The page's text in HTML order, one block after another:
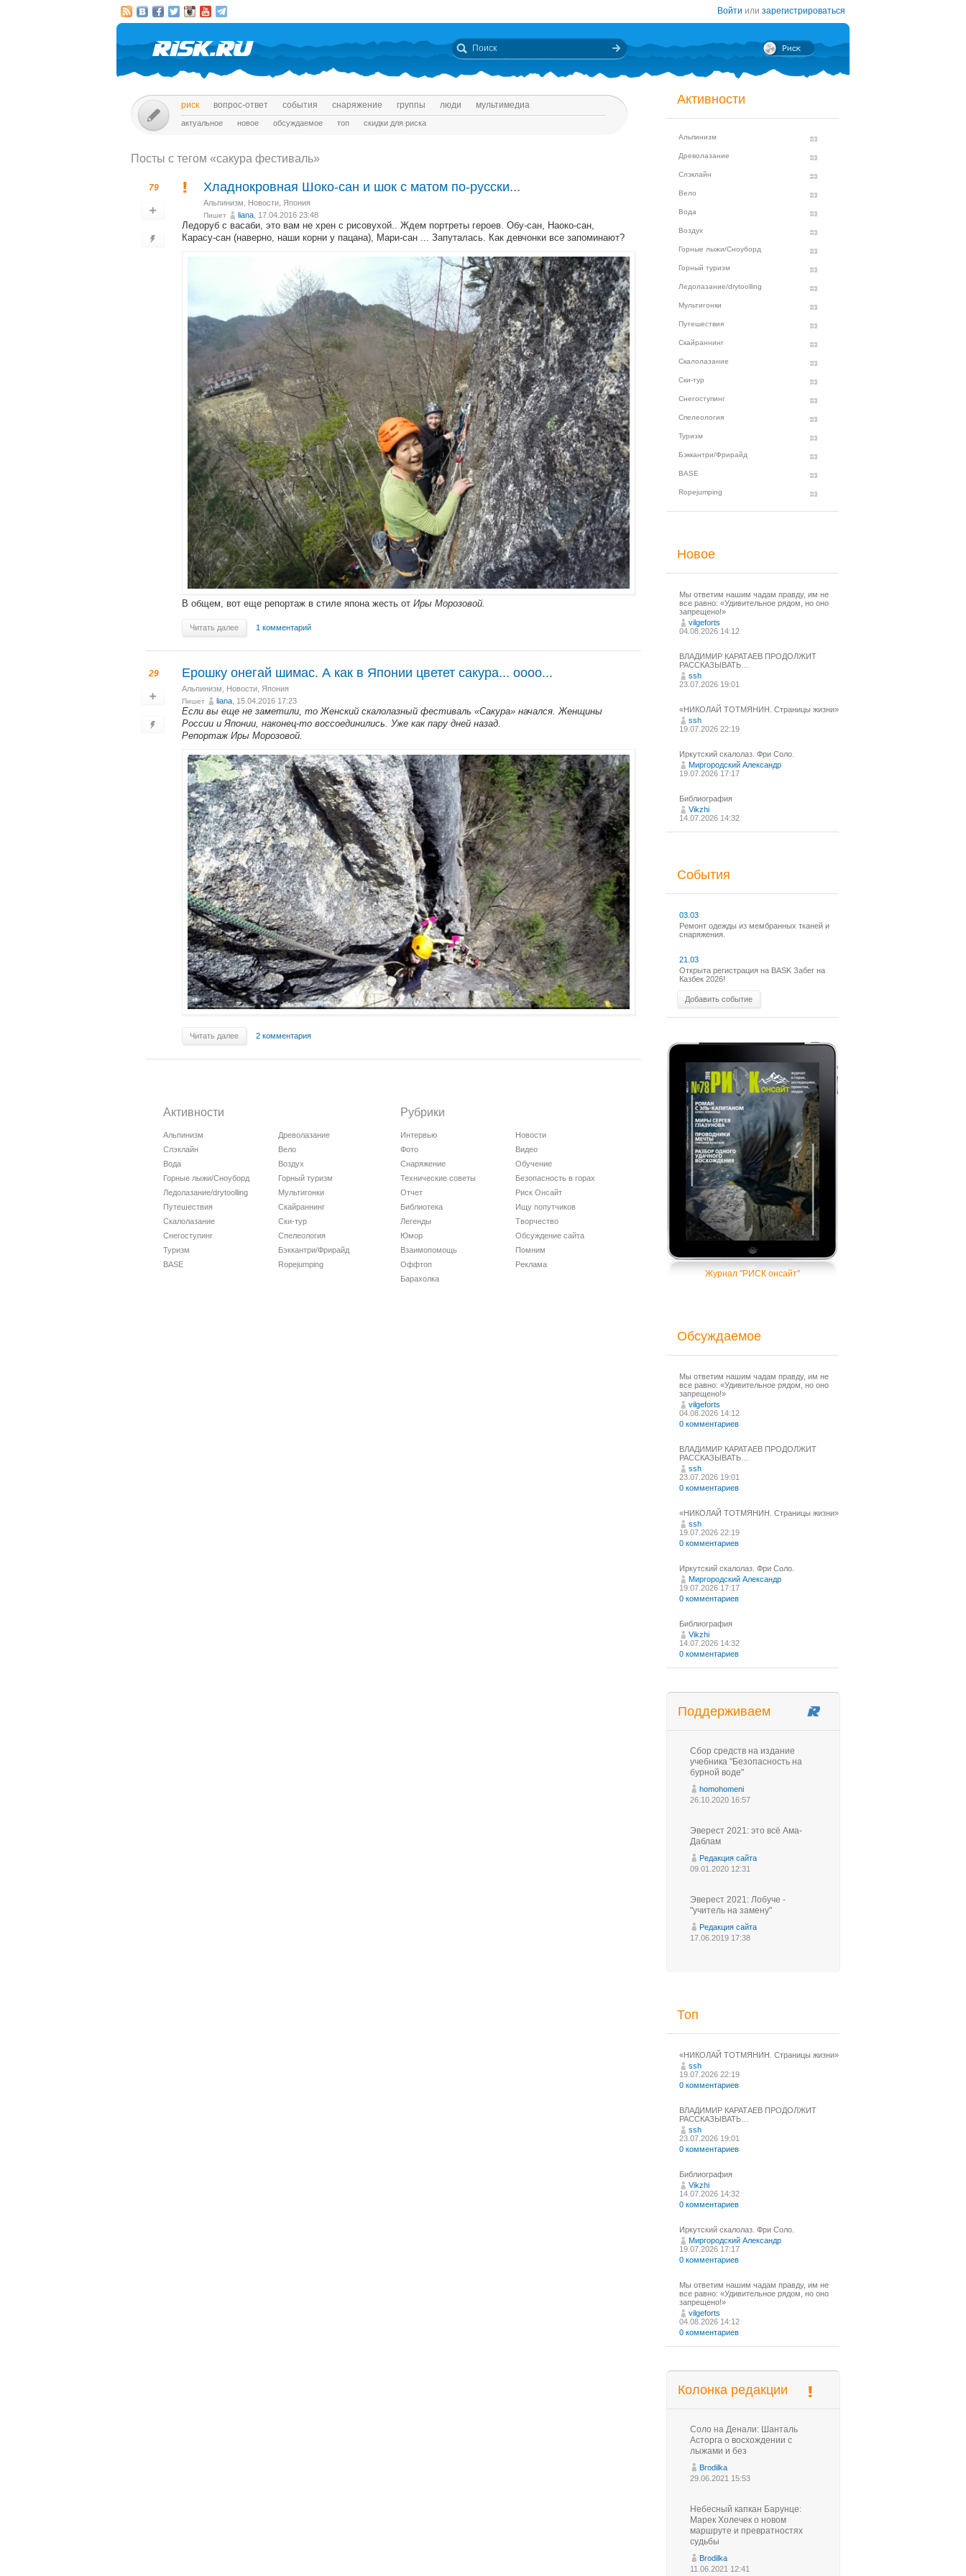
Войти или зарегистрироваться
риск вопрос-ответ события снаряжение группы люди мультимедиа
актуальное новое обсуждаемое топ скидки для риска
Посты c тегом «сакура фестиваль»
79 Хладнокровная Шоко-сан и шок с матом по-русски...
Альпинизм Новости Япония
Пишет liana , 17.04.2016 23:48
Ледоруб с васаби, это вам не хрен с рисовухой.. Ждем портреты героев. Обу-сан, Наоко-сан,
Карасу-сан (наверно, наши корни у пацана), Мари-сан ... Запуталась. Как девчонки все запоминают?
В общем, вот еще репортаж в стиле япона жесть от Иры Морозовой.
Читать далее 1 комментарий
29 Ерошку онегай шимас. А как в Японии цветет сакура... оооо...
Альпинизм Новости Япония
Пишет liana , 15.04.2016 17:23
Если вы еще не заметили, то Женский скалолазный фестиваль «Сакура» начался. Женщины
России и Японии, наконец-то воссоединились. Уже как пару дней назад.
Репортаж Иры Морозовой.
Читать далее 2 комментария
Активности
Альпинизм
Древолазание
Слэклайн
Вело
Вода
Воздух
Горные лыжи/Сноуборд
Горный туризм
Ледолазание/drytoolling
Мультигонки
Путешествия
Скайраннинг
Скалолазание
Ски-тур
Снегоступинг
Спелеология
Туризм
Бэккантри/Фрирайд
BASE
Ropejumping
Рубрики
Интервью
Новости
Фото
Видео
Снаряжение
Обучение
Технические советы
Безопасность в горах
Отчет
Риск Онсайт
Библиотека
Ищу попутчиков
Легенды
Творчество
Юмор
Обсуждение сайта
Взаимопомощь
Помним
Оффтоп
Реклама
Барахолка
Активности
Альпинизм
Древолазание
Слэклайн
Вело
Вода
Воздух
Горные лыжи/Сноуборд
Горный туризм
Ледолазание/drytoolling
Мультигонки
Путешествия
Скайраннинг
Скалолазание
Ски-тур
Снегоступинг
Спелеология
Туризм
Бэккантри/Фрирайд
BASE
Ropejumping
Новое
Мы ответим нашим чадам правду, им не
все равно: «Удивительное рядом, но оно
запрещено!»
vilgeforts
04.08.2026 14:12
ВЛАДИМИР КАРАТАЕВ ПРОДОЛЖИТ
РАССКАЗЫВАТЬ…
ssh
23.07.2026 19:01
«НИКОЛАЙ ТОТМЯНИН. Страницы жизни»
ssh
19.07.2026 22:19
Иркутский скалолаз. Фри Соло.
Миргородский Александр
19.07.2026 17:17
Библиография
Vikzhi
14.07.2026 14:32
События
03.03
Ремонт одежды из мембранных тканей и
снаряжения.
21.03
Открыта регистрация на BASK Забег на
Казбек 2026!
Добавить событие
Журнал "РИСК онсайт"
Обсуждаемое
Мы ответим нашим чадам правду, им не
все равно: «Удивительное рядом, но оно
запрещено!»
vilgeforts
04.08.2026 14:12
0 комментариев
ВЛАДИМИР КАРАТАЕВ ПРОДОЛЖИТ
РАССКАЗЫВАТЬ…
ssh
23.07.2026 19:01
0 комментариев
«НИКОЛАЙ ТОТМЯНИН. Страницы жизни»
ssh
19.07.2026 22:19
0 комментариев
Иркутский скалолаз. Фри Соло.
Миргородский Александр
19.07.2026 17:17
0 комментариев
Библиография
Vikzhi
14.07.2026 14:32
0 комментариев
Поддерживаем
Сбор средств на издание
учебника "Безопасность на
бурной воде"
homohomeni
26.10.2020 16:57
Эверест 2021: это всё Ама-
Даблам
Редакция сайта
09.01.2020 12:31
Эверест 2021: Лобуче -
"учитель на замену"
Редакция сайта
17.06.2019 17:38
Топ
«НИКОЛАЙ ТОТМЯНИН. Страницы жизни»
ssh
19.07.2026 22:19
0 комментариев
ВЛАДИМИР КАРАТАЕВ ПРОДОЛЖИТ
РАССКАЗЫВАТЬ…
ssh
23.07.2026 19:01
0 комментариев
Библиография
Vikzhi
14.07.2026 14:32
0 комментариев
Иркутский скалолаз. Фри Соло.
Миргородский Александр
19.07.2026 17:17
0 комментариев
Мы ответим нашим чадам правду, им не
все равно: «Удивительное рядом, но оно
запрещено!»
vilgeforts
04.08.2026 14:12
0 комментариев
Колонка редакции
Соло на Денали: Шанталь
Асторга о восхождении с
лыжами и без
Brodilka
29.06.2021 15:53
Небесный капкан Барунце:
Марек Холечек о новом
маршруте и превратностях
судьбы
Brodilka
11.06.2021 12:41